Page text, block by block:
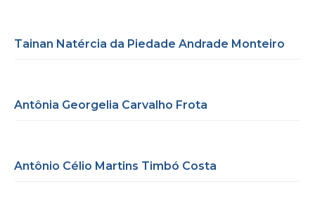
Tainan Natércia da Piedade Andrade Monteiro
Antônia Georgelia Carvalho Frota
Antônio Célio Martins Timbó Costa